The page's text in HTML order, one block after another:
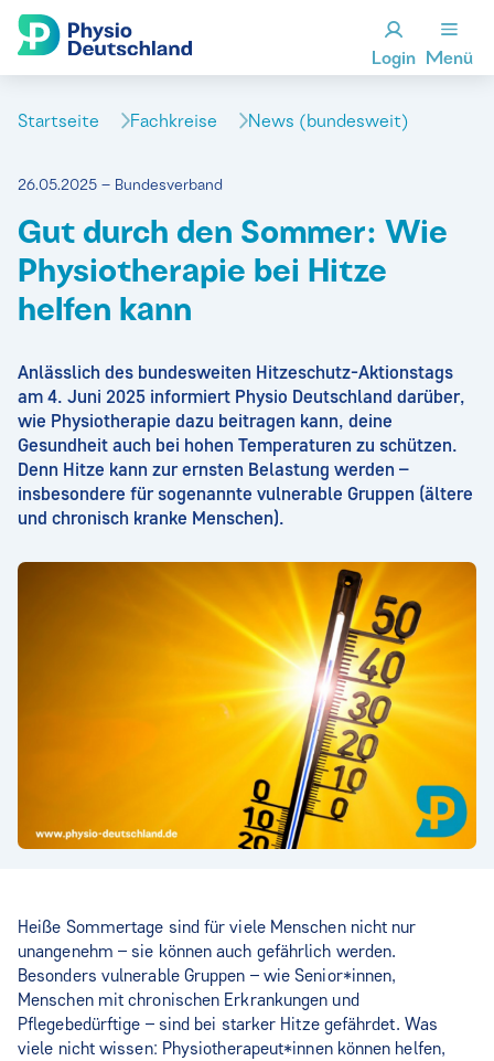
Login Menü
Startseite Fachkreise News (bundesweit)
26.05.2025 – Bundesverband
Gut durch den Sommer: Wie
Physiotherapie bei Hitze
helfen kann
Anlässlich des bundesweiten Hitzeschutz-Aktionstags
am 4. Juni 2025 informiert Physio Deutschland darüber,
wie Physiotherapie dazu beitragen kann, deine
Gesundheit auch bei hohen Temperaturen zu schützen.
Denn Hitze kann zur ernsten Belastung werden –
insbesondere für sogenannte vulnerable Gruppen (ältere
und chronisch kranke Menschen).
Heiße Sommertage sind für viele Menschen nicht nur
unangenehm – sie können auch gefährlich werden.
Besonders vulnerable Gruppen – wie Senior*innen,
Menschen mit chronischen Erkrankungen und
Pflegebedürftige – sind bei starker Hitze gefährdet. Was
viele nicht wissen: Physiotherapeut*innen können helfen,